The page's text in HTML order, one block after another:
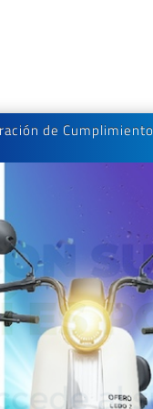
de Cumplimiento